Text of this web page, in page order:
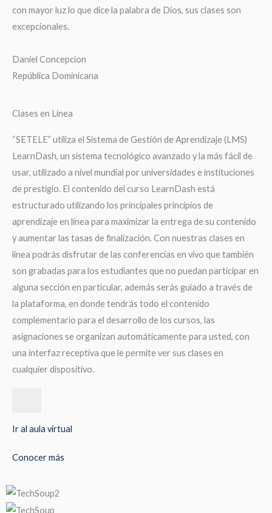
con mayor luz lo que dice la palabra de Dios, sus clases son
excepcionales.
Daniel Concepcion
República Dominicana
Clases en Linea
“SETELE” utiliza el Sistema de Gestión de Aprendizaje (LMS)
LearnDash, un sistema tecnológico avanzado y la más fácil de
usar, utilizado a nivel mundial por universidades e instituciones
de prestigio. El contenido del curso LearnDash está
estructurado utilizando los principales principios de
aprendizaje en línea para maximizar la entrega de su contenido
y aumentar las tasas de finalización. Con nuestras clases en
línea podrás disfrutar de las conferencias en vivo que también
son grabadas para los estudiantes que no puedan participar en
alguna sección en particular, además serás guiado a través de
la plataforma, en donde tendrás todo el contenido
complementario para el desarrollo de los cursos, las
asignaciones se organizan automáticamente para usted, con
una interfaz receptiva que le permite ver sus clases en
cualquier dispositivo.
Ir al aula virtual
Conocer más